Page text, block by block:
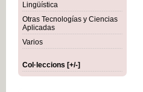
Lingüística
Otras Tecnologías y Ciencias
Aplicadas
Varios
Col·leccions [+/-]